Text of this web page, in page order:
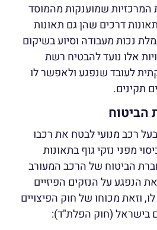
המרכזיות שמוענקות מהמוסד
דרכים שהן גם תאונות
נכות מעבודה וסיוע בשיקום
אלו נועד להבטיח רשת
לעובד שנפגע ולאפשר לו
תקינים.
הביטוח
רכב מנועי לבטח את רכבו
מפני נזקי גוף בתאונות
הביטוח של הרכב המעורב
הנפגע על הנזקים הפיזיים
וזאת מכוחו של חוק הפיצויים
בישראל (חוק הפלת"ד):